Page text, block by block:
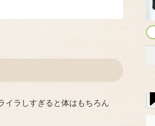
イラしすぎると体はもちろん